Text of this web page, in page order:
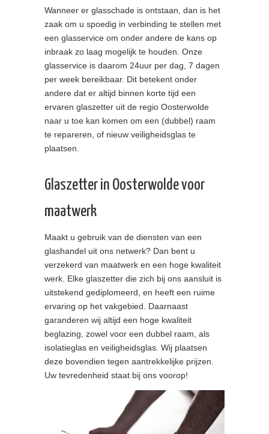
Wanneer er glasschade is ontstaan, dan is het
zaak om u spoedig in verbinding te stellen met
een glasservice om onder andere de kans op
inbraak zo laag mogelijk te houden. Onze
glasservice is daarom 24uur per dag, 7 dagen
per week bereikbaar. Dit betekent onder
andere dat er altijd binnen korte tijd een
ervaren glaszetter uit de regio Oosterwolde
naar u toe kan komen om een (dubbel) raam
te repareren, of nieuw veiligheidsglas te
plaatsen.
Glaszetter in Oosterwolde voor
maatwerk
Maakt u gebruik van de diensten van een
glashandel uit ons netwerk? Dan bent u
verzekerd van maatwerk en een hoge kwaliteit
werk. Elke glaszetter die zich bij ons aansluit is
uitstekend gediplomeerd, en heeft een ruime
ervaring op het vakgebied. Daarnaast
garanderen wij altijd een hoge kwaliteit
beglazing, zowel voor een dubbel raam, als
isolatieglas en veiligheidsglas. Wij plaatsen
deze bovendien tegen aantrekkelijke prijzen.
Uw tevredenheid staat bij ons voorop!